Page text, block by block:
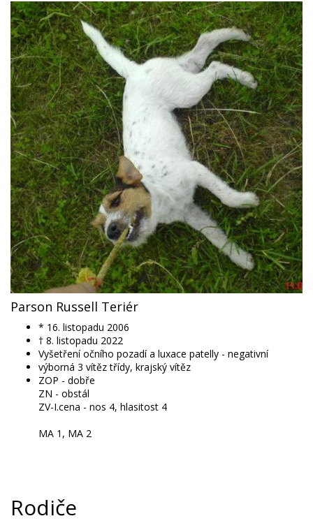
Parson Russell Teriér
* 16. listopadu 2006
† 8. listopadu 2022
Vyšetření očního pozadí a luxace patelly - negativní
výborná 3 vítěz třídy, krajský vítěz
ZOP - dobře
ZN - obstál
ZV-I.cena - nos 4, hlasitost 4
MA 1, MA 2
Rodiče